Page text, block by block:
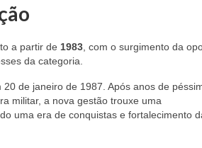
a partir de 1983 , com o surgimento da
da categoria.
de janeiro de 1987. Após anos de
militar, a nova gestão trouxe uma
uma era de conquistas e fortalecimento